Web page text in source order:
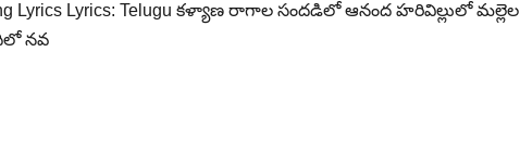
Lyrics Lyrics: Telugu కళ్యాణ రాగాల సందడిలో ఆనంద హరివిల్లులో మల్లెల
నవ